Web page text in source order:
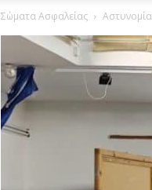
Σώματα Ασφαλείας Αστυνομία